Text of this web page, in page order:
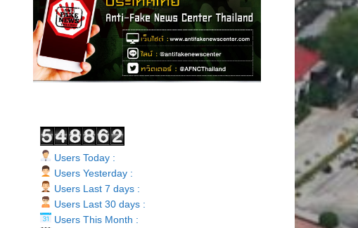
Users Today :
Users Yesterday :
Users Last 7 days :
Users Last 30 days :
Users This Month :